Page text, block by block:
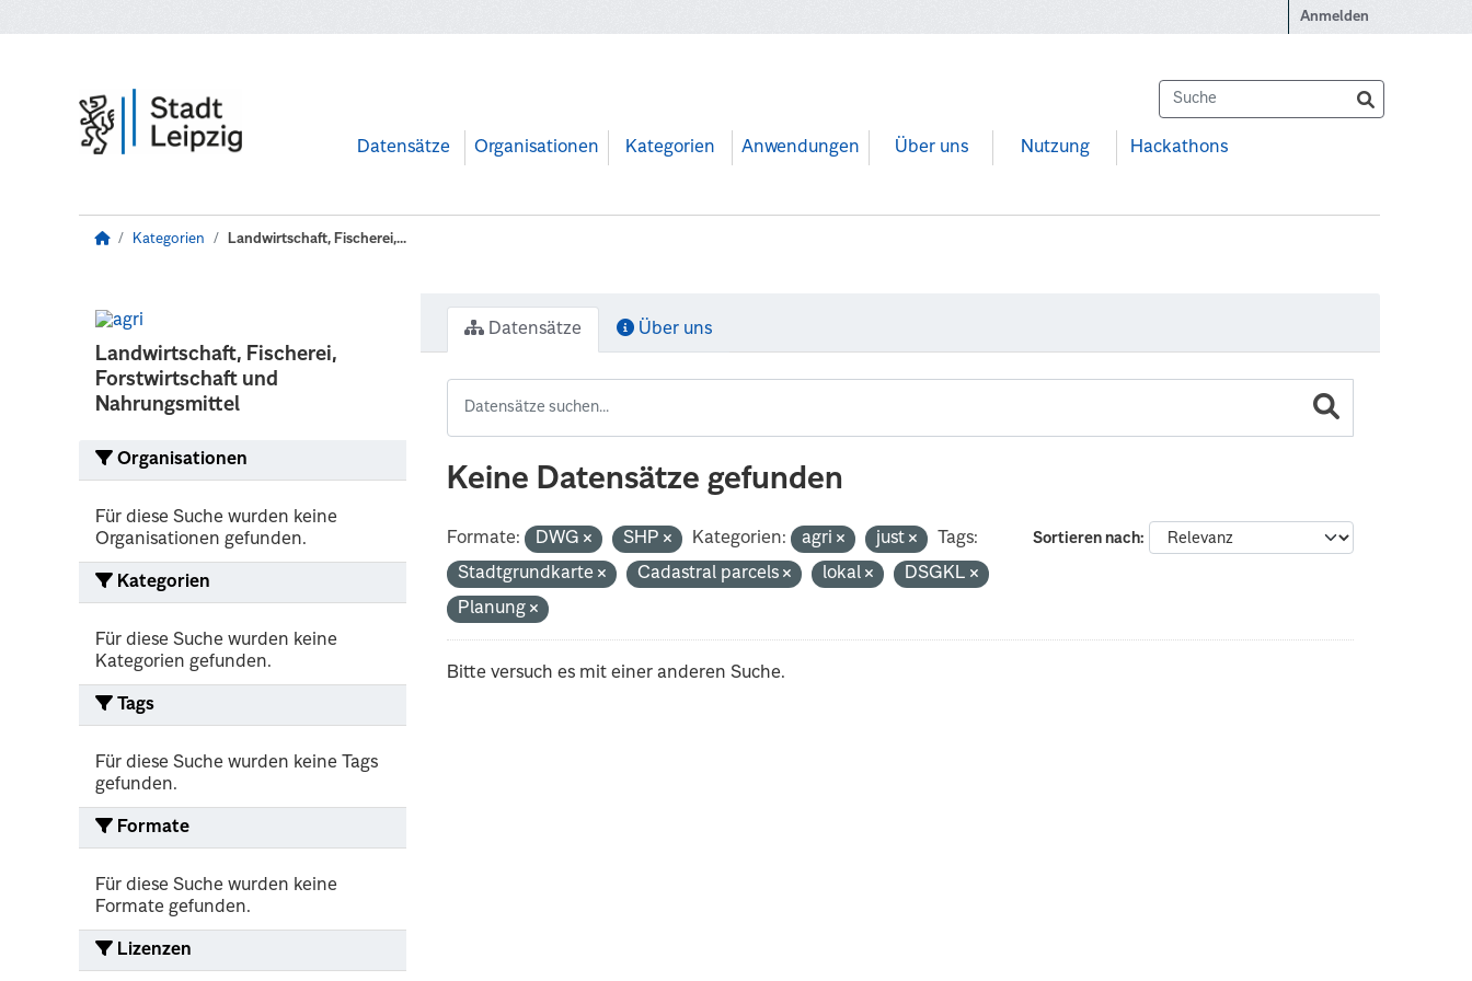
Anmelden
Datensätze Organisationen Kategorien Anwendungen Über uns Nutzung Hackathons
Kategorien Landwirtschaft, Fischerei,...
Landwirtschaft, Fischerei,
Forstwirtschaft und
Nahrungsmittel
Organisationen
Für diese Suche wurden keine
Organisationen gefunden.
Kategorien
Für diese Suche wurden keine
Kategorien gefunden.
Tags
Für diese Suche wurden keine Tags
gefunden.
Formate
Für diese Suche wurden keine
Formate gefunden.
Lizenzen
Datensätze Über uns
Keine Datensätze gefunden
Sortieren nach
Formate: DWG SHP Kategorien: agri just
Tags:
Stadtgrundkarte
Cadastral parcels lokal
DSGKL
Planung
Bitte versuch es mit einer anderen Suche.